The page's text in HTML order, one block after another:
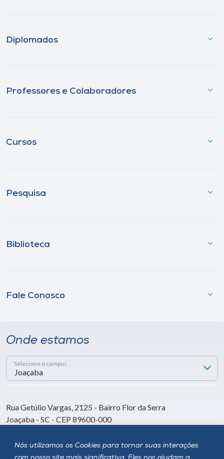
Nós utilizamos os Cookies para tornar suas interações
com nosso site mais significativa. Eles nos ajudam a
Diplomados
Professores e Colaboradores
Cursos
Pesquisa
Biblioteca
Fale Conosco
Onde estamos
Selecione o campus
Rua Getúlio Vargas, 2125 - Bairro Flor da Serra
Joaçaba - SC - CEP 89600-000